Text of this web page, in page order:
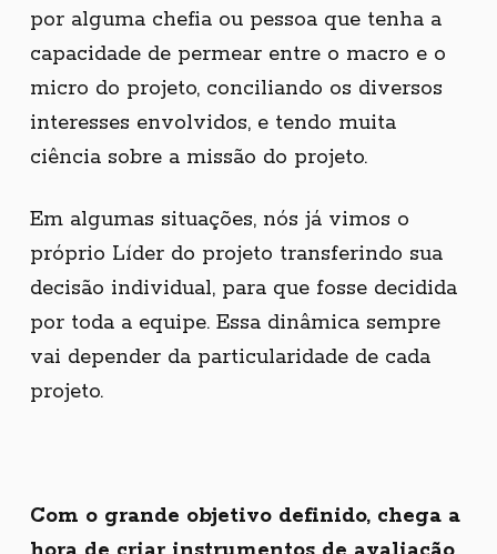
por alguma chefia ou pessoa que tenha a
capacidade de permear entre o macro e o
micro do projeto, conciliando os diversos
interesses envolvidos, e tendo muita
ciência sobre a missão do projeto.
Em algumas situações, nós já vimos o
próprio Líder do projeto transferindo sua
decisão individual, para que fosse decidida
por toda a equipe. Essa dinâmica sempre
vai depender da particularidade de cada
projeto.
Com o grande objetivo definido, chega a